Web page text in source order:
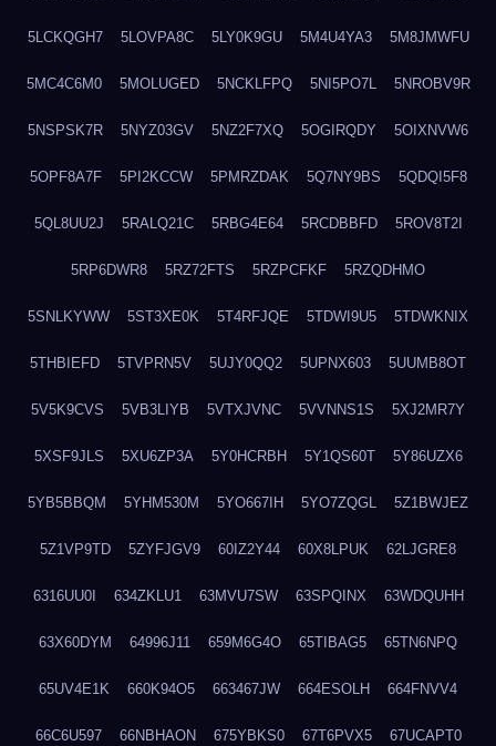
5LCKQGH7 5LOVPA8C 5LY0K9GU 5M4U4YA3 5M8JMWFU
5MC4C6M0 5MOLUGED 5NCKLFPQ 5NI5PO7L 5NROBV9R
5NSPSK7R 5NYZ03GV 5NZ2F7XQ 5OGIRQDY 5OIXNVW6
5OPF8A7F 5PI2KCCW 5PMRZDAK 5Q7NY9BS 5QDQI5F8
5QL8UU2J 5RALQ21C 5RBG4E64 5RCDBBFD 5ROV8T2I
5RP6DWR8 5RZ72FTS 5RZPCFKF 5RZQDHMO
5SNLKYWW 5ST3XE0K 5T4RFJQE 5TDWI9U5 5TDWKNIX
5THBIEFD 5TVPRN5V 5UJY0QQ2 5UPNX603 5UUMB8OT
5V5K9CVS 5VB3LIYB 5VTXJVNC 5VVNNS1S 5XJ2MR7Y
5XSF9JLS 5XU6ZP3A 5Y0HCRBH 5Y1QS60T 5Y86UZX6
5YB5BBQM 5YHM530M 5YO667IH 5YO7ZQGL 5Z1BWJEZ
5Z1VP9TD 5ZYFJGV9 60IZ2Y44 60X8LPUK 62LJGRE8
6316UU0I 634ZKLU1 63MVU7SW 63SPQINX 63WDQUHH
63X60DYM 64996J11 659M6G4O 65TIBAG5 65TN6NPQ
65UV4E1K 660K94O5 663467JW 664ESOLH 664FNVV4
66C6U597 66NBHAON 675YBKS0 67T6PVX5 67UCAPT0